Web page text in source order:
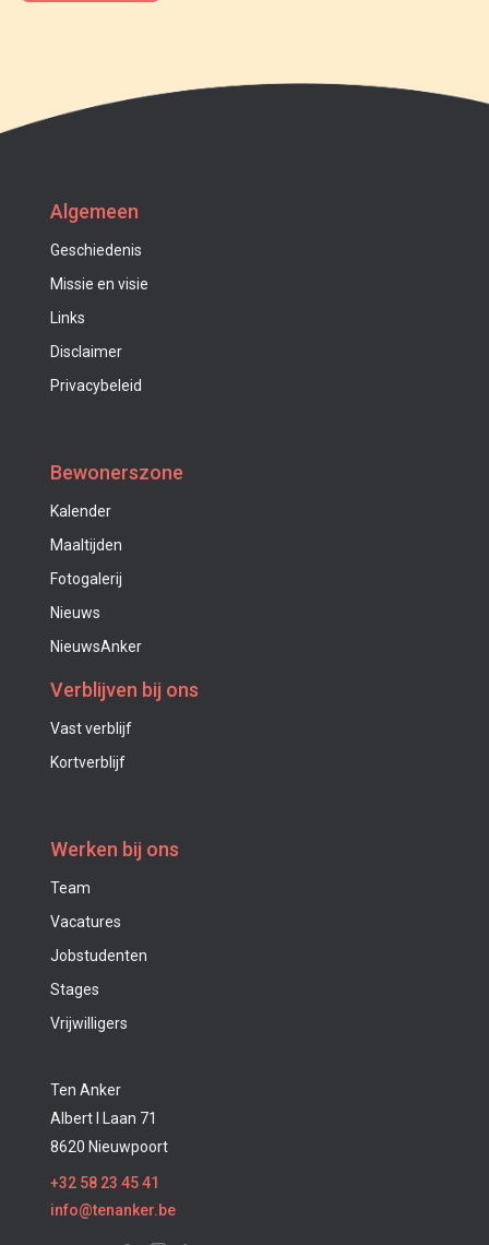
Algemeen
Geschiedenis
Missie en visie
Links
Disclaimer
Privacybeleid
Bewonerszone
Kalender
Maaltijden
Fotogalerij
Nieuws
NieuwsAnker
Verblijven bij ons
Vast verblijf
Kortverblijf
Werken bij ons
Team
Vacatures
Jobstudenten
Stages
Vrijwilligers
Ten Anker
Albert I Laan 71
8620 Nieuwpoort
+32 58 23 45 41
info@tenanker.be